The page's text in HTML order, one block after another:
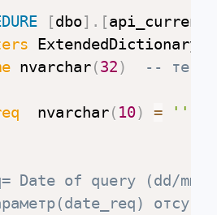
[dbo] . [
nvarchar(32)
--
  nvarchar
( 10) =
''
Date of query (dd/mm/